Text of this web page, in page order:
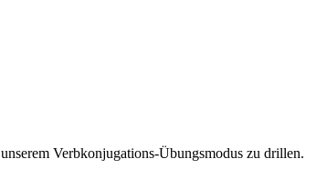
Verbkonjugations-Übungsmodus zu drillen.